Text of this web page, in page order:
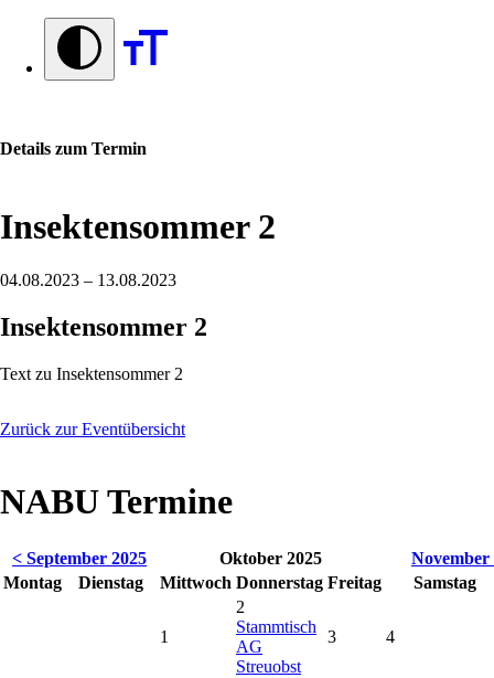
Details zum Termin
Insektensommer 2
04.08.2023 – 13.08.2023
Insektensommer 2
Text zu Insektensommer 2
Zurück zur Eventübersicht
NABU Termine
< September 2025 Oktober 2025
November
Montag
Dienstag Mittwoch Donnerstag Freitag Samstag
1
2
Stammtisch
AG
Streuobst
3 4